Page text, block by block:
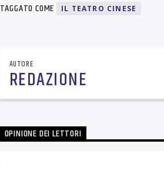
TAGGATO COME IL TEATRO CINESE
AUTORE
REDAZIONE
OPINIONE DEI LETTORI